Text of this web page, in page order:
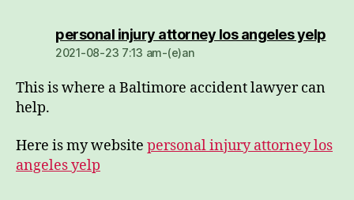
personal injury attorney los angeles yelpdio:
2021-08-23 7:13 am-(e)an
This is where a Baltimore accident lawyer can
help.
Here is my website personal injury attorney los
angeles yelp